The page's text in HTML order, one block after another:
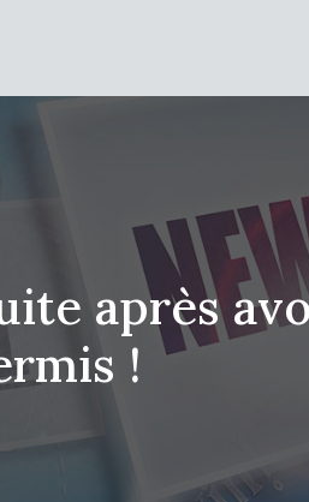
après
!